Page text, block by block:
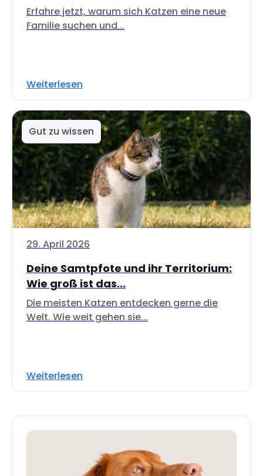
Erfahre jetzt, warum sich Katzen eine neue
Familie suchen und...
Weiterlesen
Gut zu wissen
29. April 2026
Deine Samtpfote und ihr Territorium:
Wie groß ist das...
Die meisten Katzen entdecken gerne die
Welt. Wie weit gehen sie...
Weiterlesen